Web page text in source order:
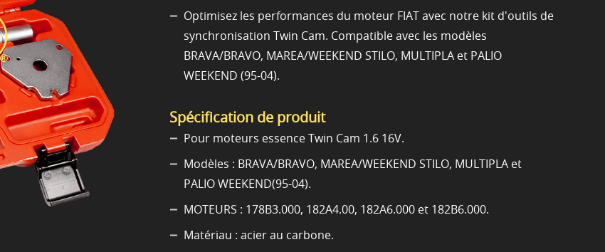
Optimisez les performances du moteur FIAT avec notre kit d'outils de
synchronisation Twin Cam. Compatible avec les modèles
BRAVA/BRAVO, MAREA/WEEKEND STILO, MULTIPLA et PALIO
WEEKEND (95-04).
Spécification de produit
Pour moteurs essence Twin Cam 1.6 16V.
Modèles : BRAVA/BRAVO, MAREA/WEEKEND STILO, MULTIPLA et
PALIO WEEKEND(95-04).
MOTEURS : 178B3.000, 182A4.00, 182A6.000 et 182B6.000.
Matériau : acier au carbone.